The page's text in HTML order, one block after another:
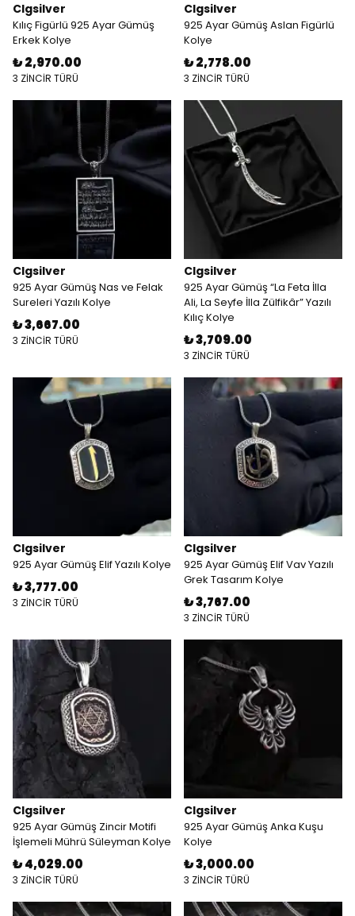
Clgsilver
Kılıç Figürlü 925 Ayar Gümüş
Erkek Kolye
₺ 2,970.00
3 ZİNCİR TÜRÜ
Clgsilver
925 Ayar Gümüş Aslan Figürlü
Kolye
₺ 2,778.00
3 ZİNCİR TÜRÜ
Clgsilver
925 Ayar Gümüş Nas ve Felak
Sureleri Yazılı Kolye
₺ 3,667.00
3 ZİNCİR TÜRÜ
Clgsilver
925 Ayar Gümüş “La Feta İlla
Ali, La Seyfe İlla Zülfikâr” Yazılı
Kılıç Kolye
₺ 3,709.00
3 ZİNCİR TÜRÜ
Clgsilver
925 Ayar Gümüş Elif Yazılı Kolye
₺ 3,777.00
3 ZİNCİR TÜRÜ
Clgsilver
925 Ayar Gümüş Elif Vav Yazılı
Grek Tasarım Kolye
₺ 3,767.00
3 ZİNCİR TÜRÜ
Clgsilver
925 Ayar Gümüş Zincir Motifi
İşlemeli Mührü Süleyman Kolye
₺ 4,029.00
3 ZİNCİR TÜRÜ
Clgsilver
925 Ayar Gümüş Anka Kuşu
Kolye
₺ 3,000.00
3 ZİNCİR TÜRÜ